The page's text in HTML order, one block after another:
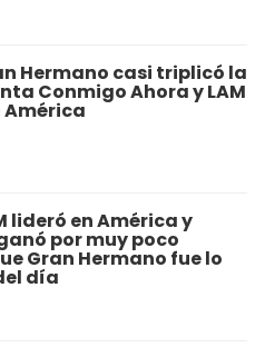
Hermano casi triplicó la
Conmigo Ahora y LAM
América
lideró en América y
por muy poco
Gran Hermano fue lo
día